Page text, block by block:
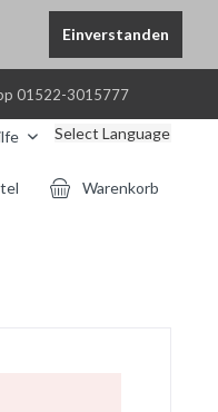
Einverstanden
01522-3015777
Select Language
Warenkorb